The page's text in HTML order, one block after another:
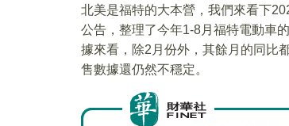
北美是福特的大本營，我們來看下
公告，整理了今年1-8月福特電動車
據來看，除2月份外，其餘月的同比
售數據還仍然不穩定。